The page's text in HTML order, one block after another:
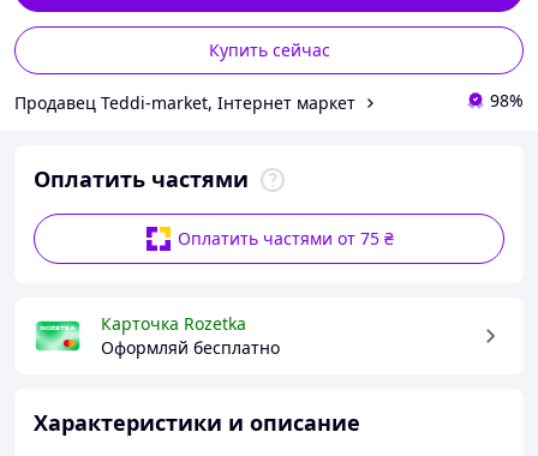
Купить сейчас
Продавец Teddi-market, Інтернет маркет 98%
Оплатить частями
Оплатить частями от 75 ₴
Карточка Rozetka
Оформляй бесплатно
Характеристики и описание